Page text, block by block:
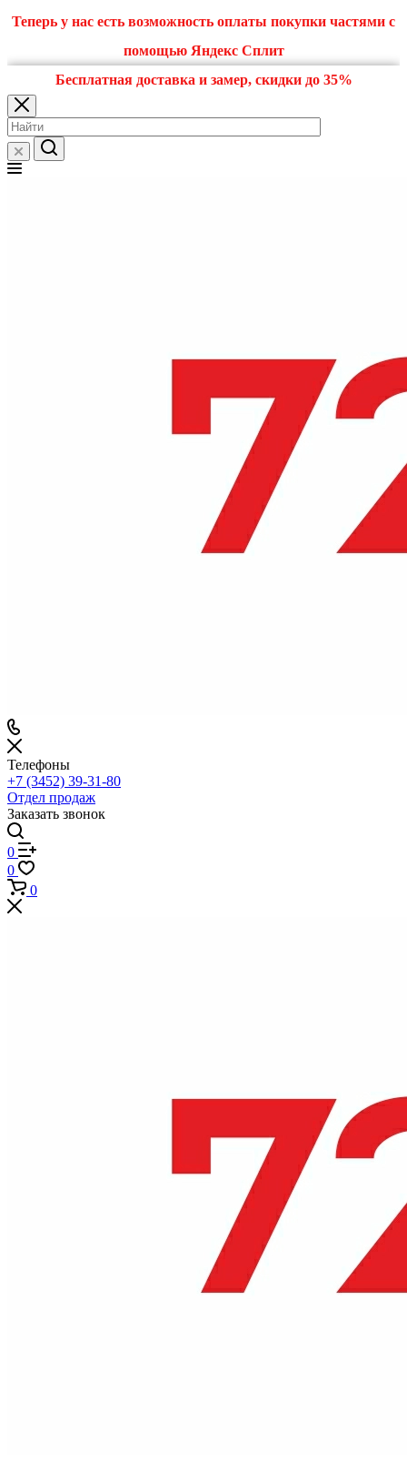
Теперь у нас есть возможность оплаты покупки частями с
помощью Яндекс Сплит
Бесплатная доставка и замер, скидки до 35%
Телефоны
+7 (3452) 39-31-80
Отдел продаж
Заказать звонок
0
0
0